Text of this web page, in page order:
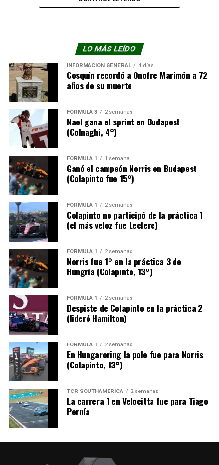
LO MÁS LEÍDO
INFORMACIÓN GENERAL 4 días
Cosquín recordó a Onofre Marimón a 72
años de su muerte
FÓRMULA 3 2 semanas
Nael gana el sprint en Budapest
(Colnaghi, 4°)
FÓRMULA 1 1 semana
Ganó el campeón Norris en Budapest
(Colapinto fue 15°)
FÓRMULA 1 2 semanas
Colapinto no participó de la práctica 1
(el más veloz fue Leclerc)
FÓRMULA 1 2 semanas
Norris fue 1° en la práctica 3 de
Hungría (Colapinto, 13°)
FÓRMULA 1 2 semanas
Despiste de Colapinto en la práctica 2
(lideró Hamilton)
FÓRMULA 1 2 semanas
En Hungaroring la pole fue para Norris
(Colapinto, 13°)
TCR SOUTHAMERICA 2 semanas
La carrera 1 en Velocitta fue para Tiago
Pernía